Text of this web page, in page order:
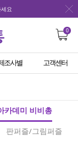
요
0
조사별 고객센터
카데미 비비총
판퍼즐/그림퍼즐